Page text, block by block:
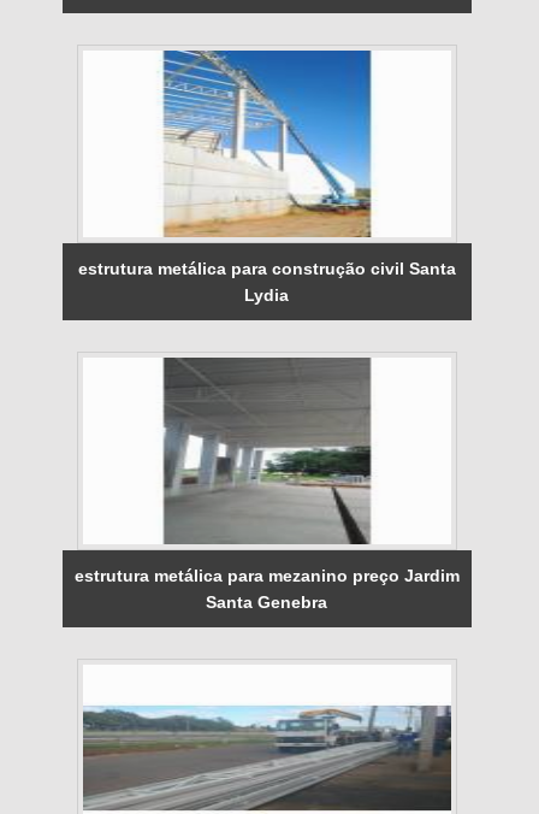
estrutura metálica para construção civil Santa
Lydia
estrutura metálica para mezanino preço Jardim
Santa Genebra